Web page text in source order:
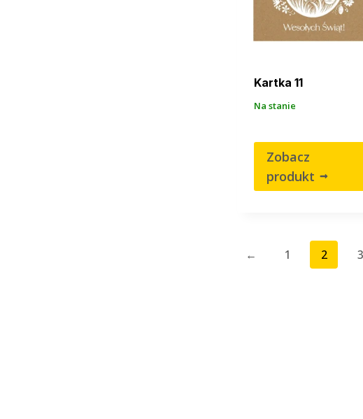
Kartka 11
Na stanie
Zobacz
produkt
← 1 2 3